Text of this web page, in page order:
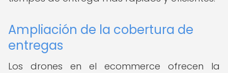
Ampliación de la cobertura de
entregas
Los drones en el ecommerce ofrecen la